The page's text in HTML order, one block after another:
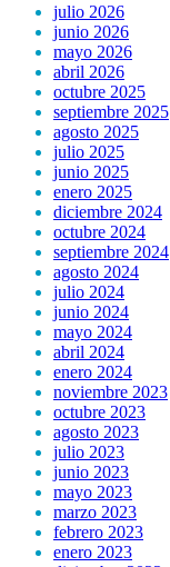
julio 2026
junio 2026
mayo 2026
abril 2026
octubre 2025
septiembre 2025
agosto 2025
julio 2025
junio 2025
enero 2025
diciembre 2024
octubre 2024
septiembre 2024
agosto 2024
julio 2024
junio 2024
mayo 2024
abril 2024
enero 2024
noviembre 2023
octubre 2023
agosto 2023
julio 2023
junio 2023
mayo 2023
marzo 2023
febrero 2023
enero 2023